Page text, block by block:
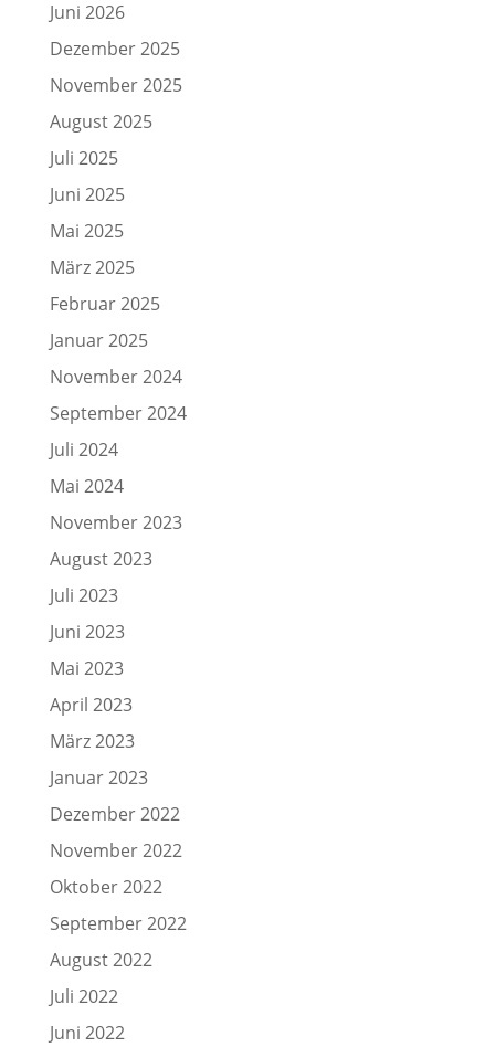
Juni 2026
Dezember 2025
November 2025
August 2025
Juli 2025
Juni 2025
Mai 2025
März 2025
Februar 2025
Januar 2025
November 2024
September 2024
Juli 2024
Mai 2024
November 2023
August 2023
Juli 2023
Juni 2023
Mai 2023
April 2023
März 2023
Januar 2023
Dezember 2022
November 2022
Oktober 2022
September 2022
August 2022
Juli 2022
Juni 2022